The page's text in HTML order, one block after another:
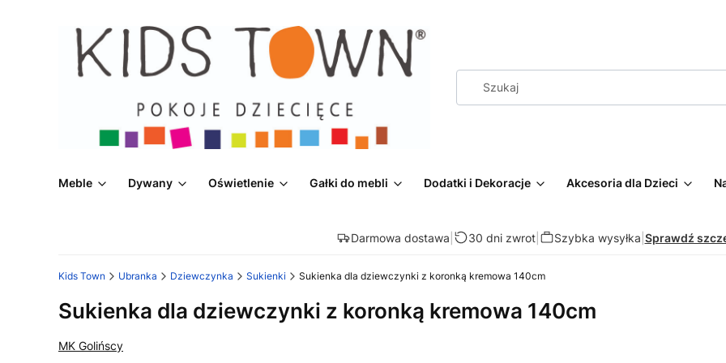
Meble Dywany Oświetlenie Gałki do mebli Dodatki i Dekoracje Akcesoria dla Dzieci
Darmowa dostawa 30 dni zwrot| Szybka wysyłka Sprawdź
Kids Town Ubranka Dziewczynka Sukienki Sukienka dla dziewczynki z koronką kremowa 140cm
Sukienka dla dziewczynki z koronką kremowa 140cm
MK Golińscy